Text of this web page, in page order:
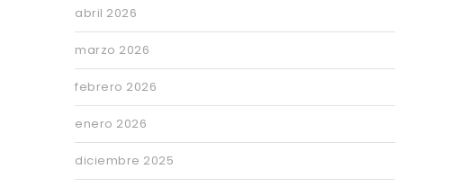
abril 2026
marzo 2026
febrero 2026
enero 2026
diciembre 2025